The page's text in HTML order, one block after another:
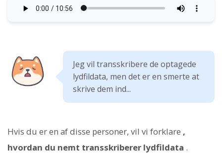
Jeg vil transskribere de optagede
lydfildata, men det er en smerte at
skrive dem ind...
Hvis du er en af ​​disse personer, vil vi forklare ,
hvordan du nemt transskriberer lydfildata .